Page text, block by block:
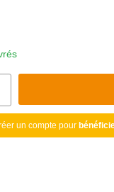
un compte pour